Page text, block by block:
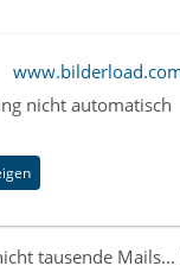
nicht automatisch
tausende